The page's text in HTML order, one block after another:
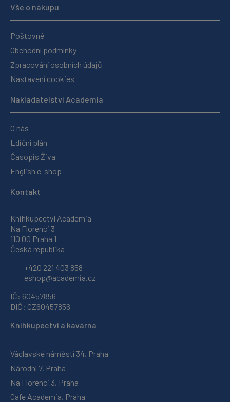
Vše o nákupu
Poštovné
Obchodní podmínky
Zpracování osobních údajů
Nastavení cookies
Nakladatelství Academia
O nás
Ediční plán
Časopis Živa
English e-shop
Kontakt
Knihkupectví Academia
Na Florenci 3
110 00 Praha 1
Česká republika
+420 221 403 858
eshop@academia.cz
IČ: 60457856
DIČ: CZ60457856
Knihkupectví a kavárna
Václavské náměstí 34, Praha
Národní 7, Praha
Na Florenci 3, Praha
Cafe Academia, Praha